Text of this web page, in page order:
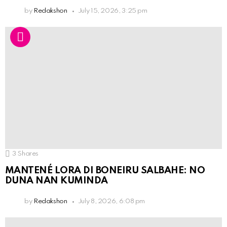
by Redakshon July 15, 2026, 3:25 pm
3 Shares
MANTENÉ LORA DI BONEIRU SALBAHE: NO
DUNA NAN KUMINDA
by Redakshon July 8, 2026, 6:08 pm